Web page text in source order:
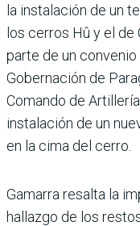
la instalación de un
los cerros Hû y el de
parte de un
Gobernación de
Comando de
instalación de un
en la cima del cerro.
Gamarra resalta la
hallazgo de los